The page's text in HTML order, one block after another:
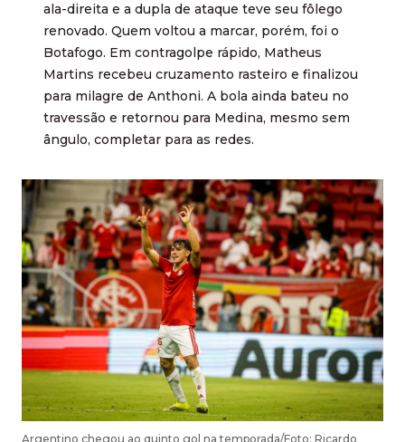
ala-direita e a dupla de ataque teve seu fôlego
renovado. Quem voltou a marcar, porém, foi o
Botafogo. Em contragolpe rápido, Matheus
Martins recebeu cruzamento rasteiro e finalizou
para milagre de Anthoni. A bola ainda bateu no
travessão e retornou para Medina, mesmo sem
ângulo, completar para as redes.
Argentino chegou ao quinto gol na temporada/Foto: Ricardo